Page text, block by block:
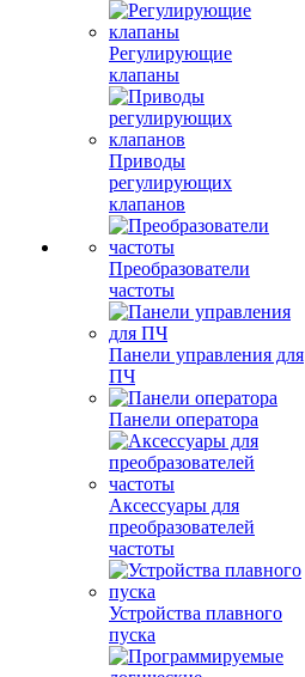
Регулирующие
клапаны
Приводы
регулирующих
клапанов
Преобразователи
частоты
Панели управления для
ПЧ
Панели оператора
Аксессуары для
преобразователей
частоты
Устройства плавного
пуска